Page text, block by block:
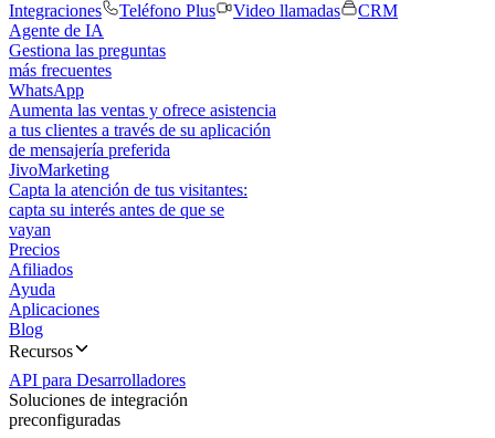
Integraciones
Teléfono Plus Video llamadas
CRM
Agente de IA
Gestiona las preguntas
más frecuentes
WhatsApp
Aumenta las ventas y ofrece asistencia
a tus clientes a través de su aplicación
de mensajería preferida
JivoMarketing
Capta la atención de tus visitantes:
capta su interés antes de que se
vayan
Precios
Afiliados
Ayuda
Aplicaciones
Blog
Recursos
API para Desarrolladores
Soluciones de integración
preconfiguradas